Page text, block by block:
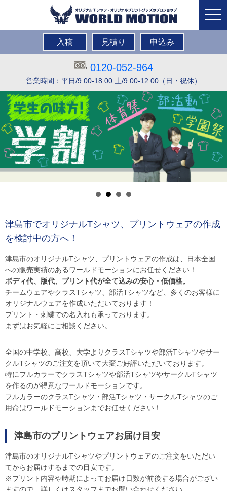
入稿 見積り 申込み
0120-052-964
営業時間：平日/9:00-18:00 土/9:00-12:00（日・祝休）
津島市でオリジナルTシャツ、プリントウェアの作成
を検討中の方へ！
津島市のオリジナルTシャツ、プリントウェアの作成は、日本全国
への販売実績のあるワールドモーションにお任せください！
ボディ代、版代、プリント代が全て込みの安心・低価格。
チームウェアやクラスTシャツ、部活Tシャツなど、多くのお客様に
オリジナルウェアを作成いただいております！
プリント・刺繍での名入れも承っております。
まずはお気軽にご相談ください。
全国の中学校、高校、大学よりクラスTシャツや部活Tシャツやサー
クルTシャツのご注文を頂いて大変ご好評いただいております。
特にフルカラーでクラスTシャツや部活TシャツやサークルTシャツ
を作るのが得意なワールドモーションです。
フルカラーのクラスTシャツ・部活Tシャツ・サークルTシャツのご
用命はワールドモーションまでお任せください！
津島市のプリントウェアお届け目安
津島市のオリジナルTシャツやプリントウェアのご注文をいただい
てからお届けするまでの目安です。
※プリント内容や時期によってお届け日数が前後する場合がござい